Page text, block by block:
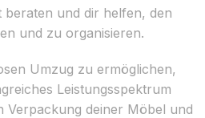
und dir helfen, den
und zu organisieren.
Umzug zu ermöglichen,
Leistungsspektrum
Verpackung deiner Möbel und